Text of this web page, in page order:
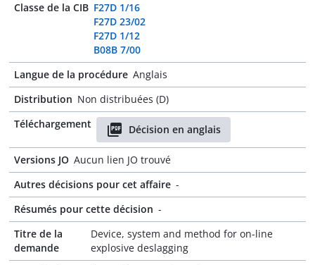
Classe de la CIB F27D 1/16
F27D 23/02
F27D 1/12
B08B 7/00
Langue de la procédure Anglais
Distribution Non distribuées (D)
Téléchargement
Décision en anglais
Versions JO Aucun lien JO trouvé
Autres décisions pour cet affaire -
Résumés pour cette décision -
Titre de la
demande
Device, system and method for on-line
explosive deslagging